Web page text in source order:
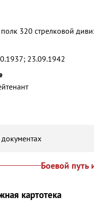
320 стрелковой
23.09.1942
Боевой путь
картотека